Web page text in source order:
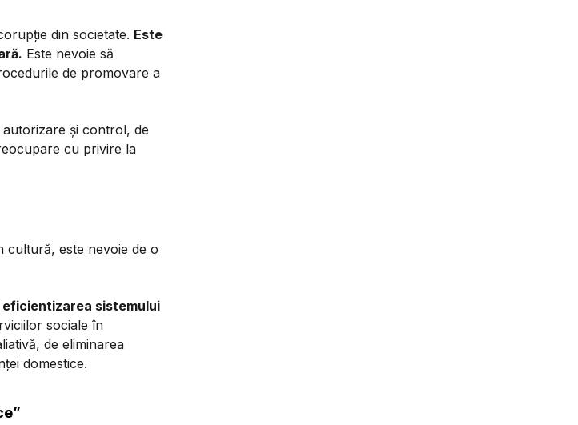
din societate. Este
Este nevoie să
de promovare a
și control, de
cu privire la
cultură, este nevoie de o
sistemului
sociale în
de eliminarea
domestice.